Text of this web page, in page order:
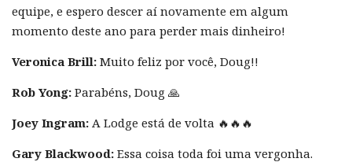
equipe, e espero descer aí novamente em algum
momento deste ano para perder mais dinheiro!
Veronica Brill: Muito feliz por você, Doug!!
Rob Yong: Parabéns, Doug 🙏
Joey Ingram: A Lodge está de volta 🔥🔥🔥
Gary Blackwood: Essa coisa toda foi uma vergonha.